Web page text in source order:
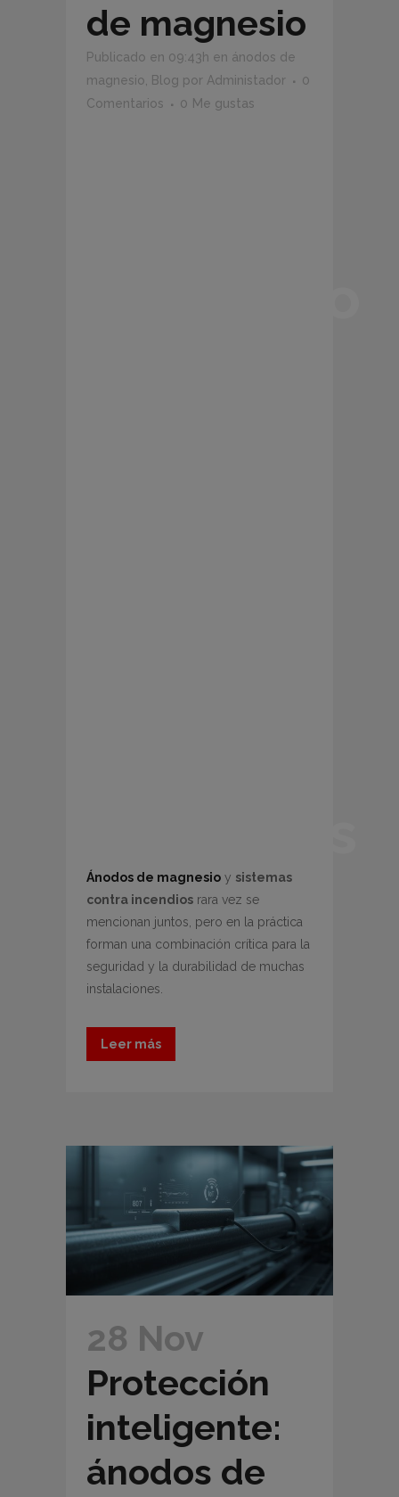
de magnesio
Publicado en 09:43h en ánodos de
magnesio
Blog por Administador
0
Comentarios
0 Me gustas
Ánodos de magnesio y sistemas
contra incendios rara vez se
mencionan juntos, pero en la práctica
forman una combinación crítica para la
seguridad y la durabilidad de muchas
instalaciones.
Leer más
28 Nov
Protección
inteligente:
ánodos de